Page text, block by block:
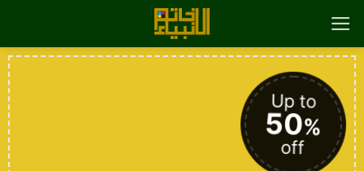
محتوا
Up to
50%
off